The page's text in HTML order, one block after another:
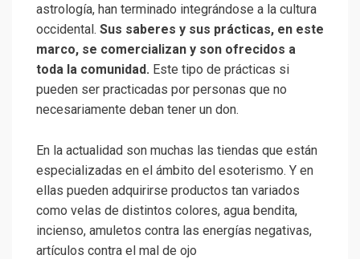
astrología, han terminado integrándose a la cultura
occidental. Sus saberes y sus prácticas, en este
marco, se comercializan y son ofrecidos a
toda la comunidad. Este tipo de prácticas si
pueden ser practicadas por personas que no
necesariamente deban tener un don.
En la actualidad son muchas las tiendas que están
especializadas en el ámbito del esoterismo. Y en
ellas pueden adquirirse productos tan variados
como velas de distintos colores, agua bendita,
incienso, amuletos contra las energías negativas,
artículos contra el mal de ojo